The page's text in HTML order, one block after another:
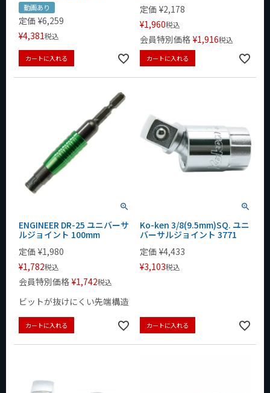
動画あり
定価 ¥6,259
¥4,381税込
カートに入れる
定価 ¥2,178
¥1,960税込
会員特別価格 ¥1,916税込
カートに入れる
ENGINEER DR-25 ユニバーサ
ルジョイント 100mm
定価 ¥1,980
¥1,782税込
会員特別価格 ¥1,742税込
ビットが抜けにくい先端構造
カートに入れる
Ko-ken 3/8(9.5mm)SQ. ユニ
バーサルジョイント 3771
定価 ¥4,433
¥3,103税込
カートに入れる